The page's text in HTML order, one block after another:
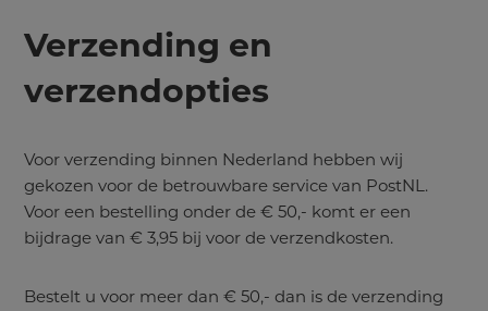
Verzending en
verzendopties
Voor verzending binnen Nederland hebben wij
gekozen voor de betrouwbare service van PostNL.
Voor een bestelling onder de € 50,- komt er een
bijdrage van € 3,95 bij voor de verzendkosten.
Bestelt u voor meer dan € 50,- dan is de verzending